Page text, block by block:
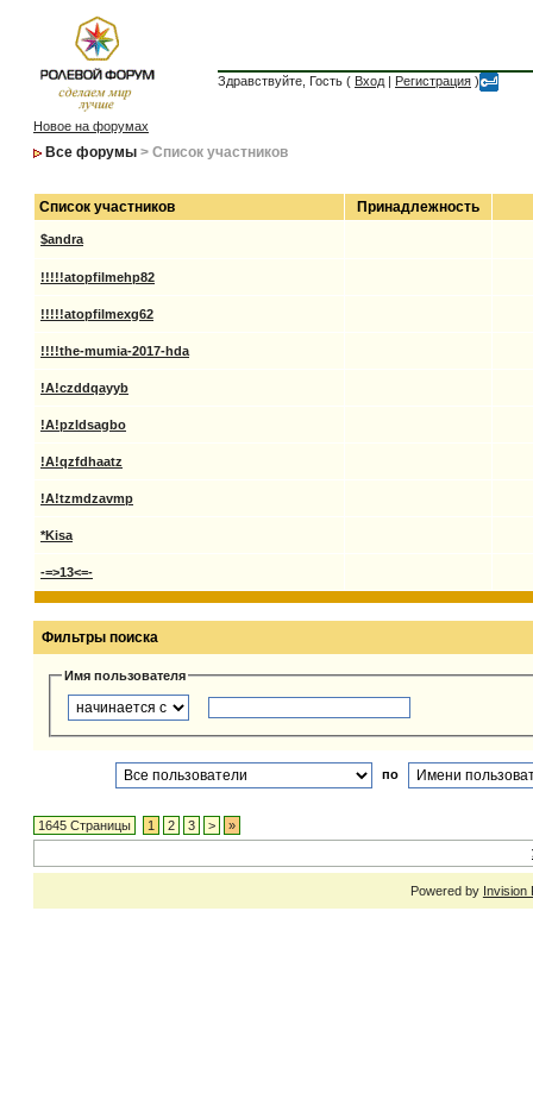
Здравствуйте, Гость ( Вход | Регистрация )
Новое на форумах
Все форумы > Список участников
Список участников Принадлежность
$andra
!!!!!atopfilmehp82
!!!!!atopfilmexg62
!!!!the-mumia-2017-hda
!A!czddqayyb
!A!pzldsagbo
!A!qzfdhaatz
!A!tzmdzavmp
*Kisa
-=>13<=-
Фильтры поиска
Имя пользователя
по
1645 Страницы 1 2 3 > »
Powered by Invision